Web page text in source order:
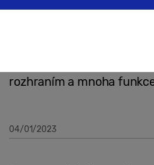
Samsung představuje
OLED na rok 2023 s
rozhraním a mnoha
04/01/2023